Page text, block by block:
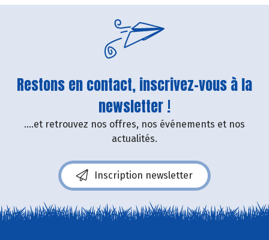
Restons en contact, inscrivez-vous à la
newsletter !
....et retrouvez nos offres, nos événements et nos
actualités.
Inscription newsletter